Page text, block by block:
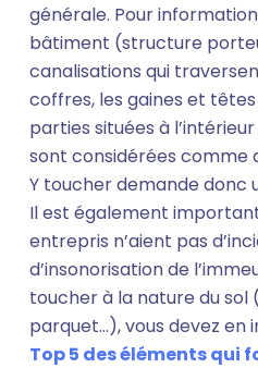
générale. Pour
bâtiment (structure
canalisations qui
coffres, les gaines et
parties situées à
sont considérées comme
Y toucher demande donc
Il est également
entrepris n’aient pas
d’insonorisation de
toucher à la nature du
parquet…), vous devez en
Top 5 des éléments qui